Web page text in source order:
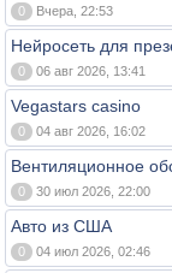
0 Вчера, 22:53
Нейросеть для
0 06 авг 2026, 13:41
Vegastars casino
0 04 авг 2026, 16:02
Вентиляционное
0 30 июл 2026, 22:00
Авто из США
0 04 июл 2026, 02:46